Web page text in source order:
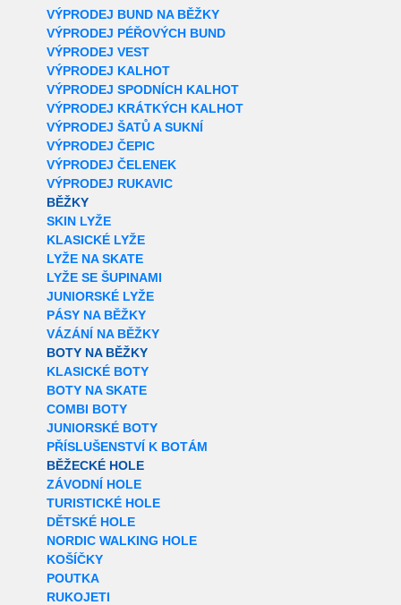
VÝPRODEJ BUND NA BĚŽKY
VÝPRODEJ PÉŘOVÝCH BUND
VÝPRODEJ VEST
VÝPRODEJ KALHOT
VÝPRODEJ SPODNÍCH KALHOT
VÝPRODEJ KRÁTKÝCH KALHOT
VÝPRODEJ ŠATŮ A SUKNÍ
VÝPRODEJ ČEPIC
VÝPRODEJ ČELENEK
VÝPRODEJ RUKAVIC
BĚŽKY
SKIN LYŽE
KLASICKÉ LYŽE
LYŽE NA SKATE
LYŽE SE ŠUPINAMI
JUNIORSKÉ LYŽE
PÁSY NA BĚŽKY
VÁZÁNÍ NA BĚŽKY
BOTY NA BĚŽKY
KLASICKÉ BOTY
BOTY NA SKATE
COMBI BOTY
JUNIORSKÉ BOTY
PŘÍSLUŠENSTVÍ K BOTÁM
BĚŽECKÉ HOLE
ZÁVODNÍ HOLE
TURISTICKÉ HOLE
DĚTSKÉ HOLE
NORDIC WALKING HOLE
KOŠÍČKY
POUTKA
RUKOJETI